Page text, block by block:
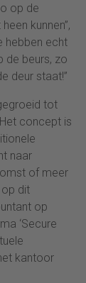
op de
kunnen”,
hebben echt
de beurs, zo
deur staat!”
tot
concept is
naar
of meer
dit
op
‘Secure
kantoor